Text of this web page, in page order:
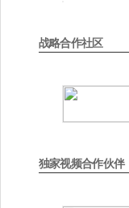
战略合作社区
独家视频合作伙伴